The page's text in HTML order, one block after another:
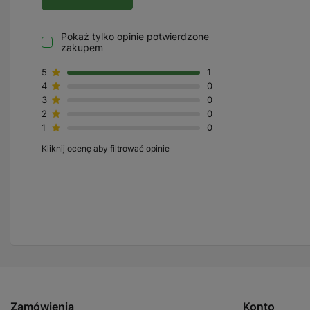
Pokaż tylko opinie potwierdzone
zakupem
5
1
4
0
3
0
2
0
1
0
Kliknij ocenę aby filtrować opinie
Zamówienia Konto